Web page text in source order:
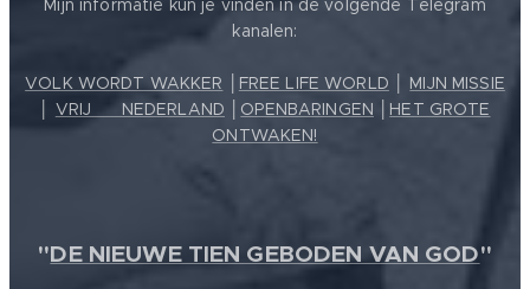
Mijn informatie kun je vinden in de volgende Telegram
kanalen:
VOLK WORDT WAKKER FREE LIFE WORLD
MIJN MISSIE
VRIJ ❤️ NEDERLAND OPENBARINGEN
HET GROTE
ONTWAKEN!
"DE NIEUWE TIEN GEBODEN VAN GOD"